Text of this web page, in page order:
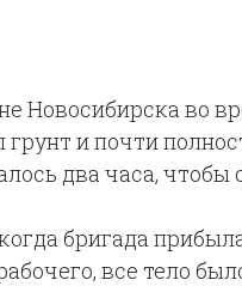
Новосибирска во
и почти
два часа, чтобы
бригада
все тело